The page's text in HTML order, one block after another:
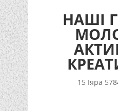
НАШІ
15 Іяра